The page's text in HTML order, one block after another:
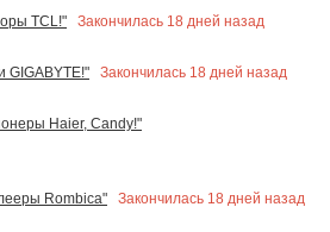
TCL!"
Закончилась 18 дней назад
GIGABYTE!"
Закончилась 18 дней назад
Haier, Candy!"
Rombica"
Закончилась 18 дней назад